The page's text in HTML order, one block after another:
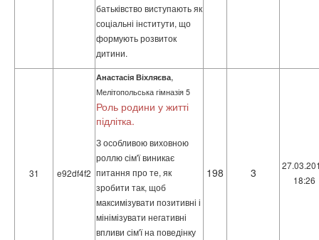
батьківство виступають як
соціальні інститути, що
формують розвиток
дитини.
31 e92df4f2
Анастасія Віхляєва,
Мелітопольська гімназія 5
Роль родини у житті
підлітка.
З особливою виховною
роллю сім'ї виникає
питання про те, як
зробити так, щоб
максимізувати позитивні і
мінімізувати негативні
впливи сім'ї на поведінку
198 3
18:26